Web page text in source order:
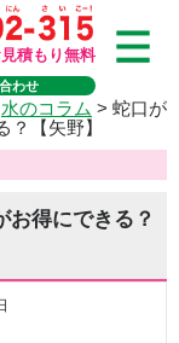
積もり無料
わせ
水のコラム > 蛇口が
【矢野】
お得にできる？